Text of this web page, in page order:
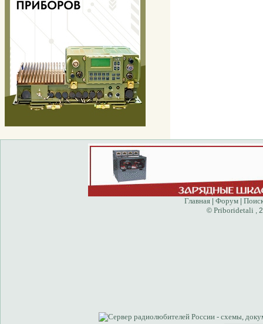
Главная| Форум|
© Priboridetali ,